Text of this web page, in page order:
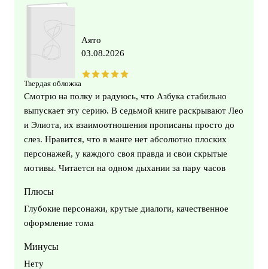
Твердая обложка
Аято
03.08.2026
Смотрю на полку и радуюсь, что Азбука стабильно
выпускает эту серию. В седьмой книге раскрывают Лео
и Элиота, их взаимоотношения прописаны просто до
слез. Нравится, что в манге нет абсолютно плоских
персонажей, у каждого своя правда и свои скрытые
мотивы. Читается на одном дыхании за пару часов
Плюсы
Глубокие персонажи, крутые диалоги, качественное
оформление тома
Минусы
Нету